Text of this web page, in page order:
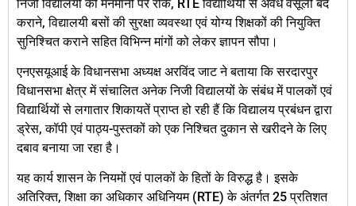
निजी विद्यालयों की मनमानी पर रोक, RTE विद्यार्थियों से अवैध वसूली बंद
कराने, विद्यालयी बसों की सुरक्षा व्यवस्था एवं योग्य शिक्षकों की नियुक्ति
सुनिश्चित कराने सहित विभिन्न मांगों को लेकर ज्ञापन सौपा।
एनएसयूआई के विधानसभा अध्यक्ष अरविंद जाट ने बताया कि सरदारपुर
विधानसभा क्षेत्र में संचालित अनेक निजी विद्यालयों के संबंध में पालकों एवं
विद्यार्थियों से लगातार शिकायतें प्राप्त हो रही हैं कि विद्यालय प्रबंधन द्वारा
ड्रेस, कॉपी एवं पाठ्य-पुस्तकों को एक निश्चित दुकान से खरीदने के लिए
दबाव बनाया जा रहा है।
यह कार्य शासन के नियमों एवं पालकों के हितों के विरुद्ध है। इसके
अतिरिक्त, शिक्षा का अधिकार अधिनियम (RTE) के अंतर्गत 25 प्रतिशत